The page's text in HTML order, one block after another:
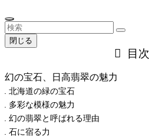
閉じる
目次
幻の宝石、日高翡翠の魅力
北海道の緑の宝石
多彩な模様の魅力
幻の翡翠と呼ばれる理由
石に宿る力